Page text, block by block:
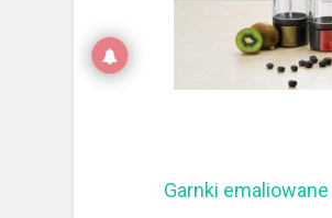
Garnki emaliowane